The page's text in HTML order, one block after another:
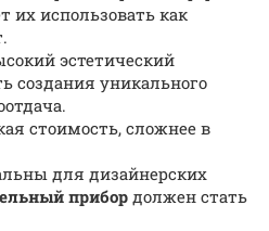
их использовать как
эстетический
создания уникального
стоимость, сложнее в
для дизайнерских
прибор должен стать